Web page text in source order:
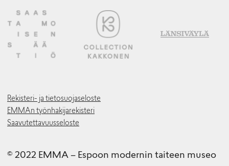
Rekisteri- ja tietosuojaseloste
EMMAn työnhakijarekisteri
Saavutettavuusseloste
© 2022 EMMA – Espoon modernin taiteen museo